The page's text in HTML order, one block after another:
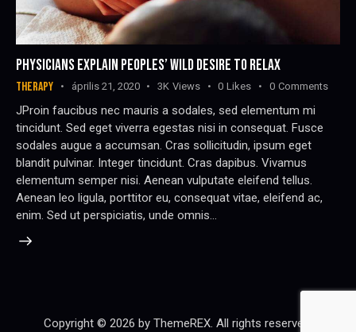
PHYSICIANS EXPLAIN PEOPLES’ WILD DESIRE TO RELAX
THERAPY április 21, 2020 3K Views 0 Likes 0 Comments
JProin faucibus nec mauris a sodales, sed elementum mi
tincidunt. Sed eget viverra egestas nisi in consequat. Fusce
sodales augue a accumsan. Cras sollicitudin, ipsum eget
blandit pulvinar. Integer tincidunt. Cras dapibus. Vivamus
elementum semper nisi. Aenean vulputate eleifend tellus.
Aenean leo ligula, porttitor eu, consequat vitae, eleifend ac,
enim. Sed ut perspiciatis, unde omnis…
Copyright © 2026 by ThemeREX. All rights reserved.